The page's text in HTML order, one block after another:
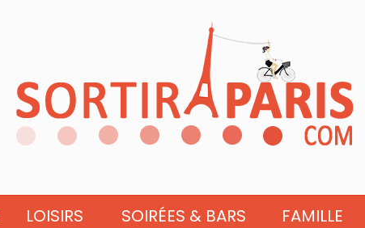
LOISIRS SOIRÉES & BARS FAMILLE